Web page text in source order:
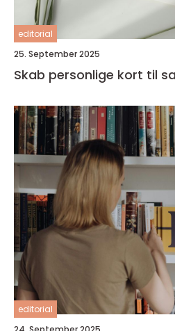
editorial
25. September 2025
Skab personlige kort til
editorial